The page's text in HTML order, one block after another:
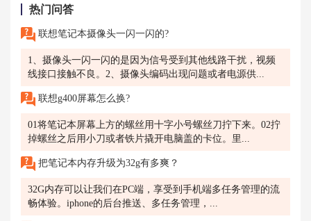
热门问答
联想笔记本摄像头一闪一闪的?
1、摄像头一闪一闪的是因为信号受到其他线路干扰，视频
线接口接触不良。2、摄像头编码出现问题或者电源供...
联想g400屏幕怎么换?
01将笔记本屏幕上方的螺丝用十字小号螺丝刀拧下来。02拧
掉螺丝之后用小刀或者铁片撬开电脑盖的卡位。里...
把笔记本内存升级为32g有多爽？
32G内存可以让我们在PC端，享受到手机端多任务管理的流
畅体验。iphone的后台推送、多任务管理，...